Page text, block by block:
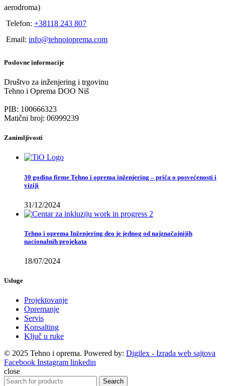
aerodroma)
Telefon: +38118 243 807
Email: info@tehnoioprema.com
Poslovne informacije
Društvo za inženjering i trgovinu
Tehno i Oprema DOO Niš
PIB: 100666323
Matični broj: 06999239
Zanimljivosti
30 godina firme Tehno i oprema inženjering – priča o posvećenosti i
viziji
31/12/2024
Tehno i oprema Inženjering deo je jednog od najznačajnijih
nacionalnih projekata
18/07/2024
Usluge
Projektovanje
Opremanje
Servis
Konsalting
Ključ u ruke
© 2025 Tehno i oprema. Powered by: Digilex - Izrada web sajtova
Facebook Instagram linkedin
close
Search